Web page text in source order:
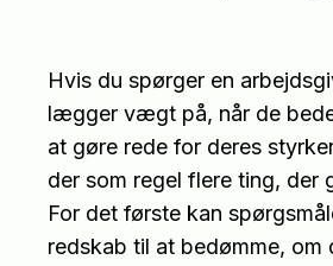
Hvis du spørger en
lægger vægt på, når de
at gøre rede for deres
der som regel flere ting, der
For det første kan
redskab til at bedømme, om